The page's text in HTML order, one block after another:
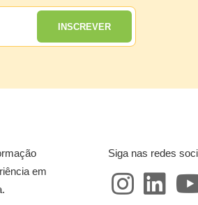
INSCREVER
em
Siga nas redes